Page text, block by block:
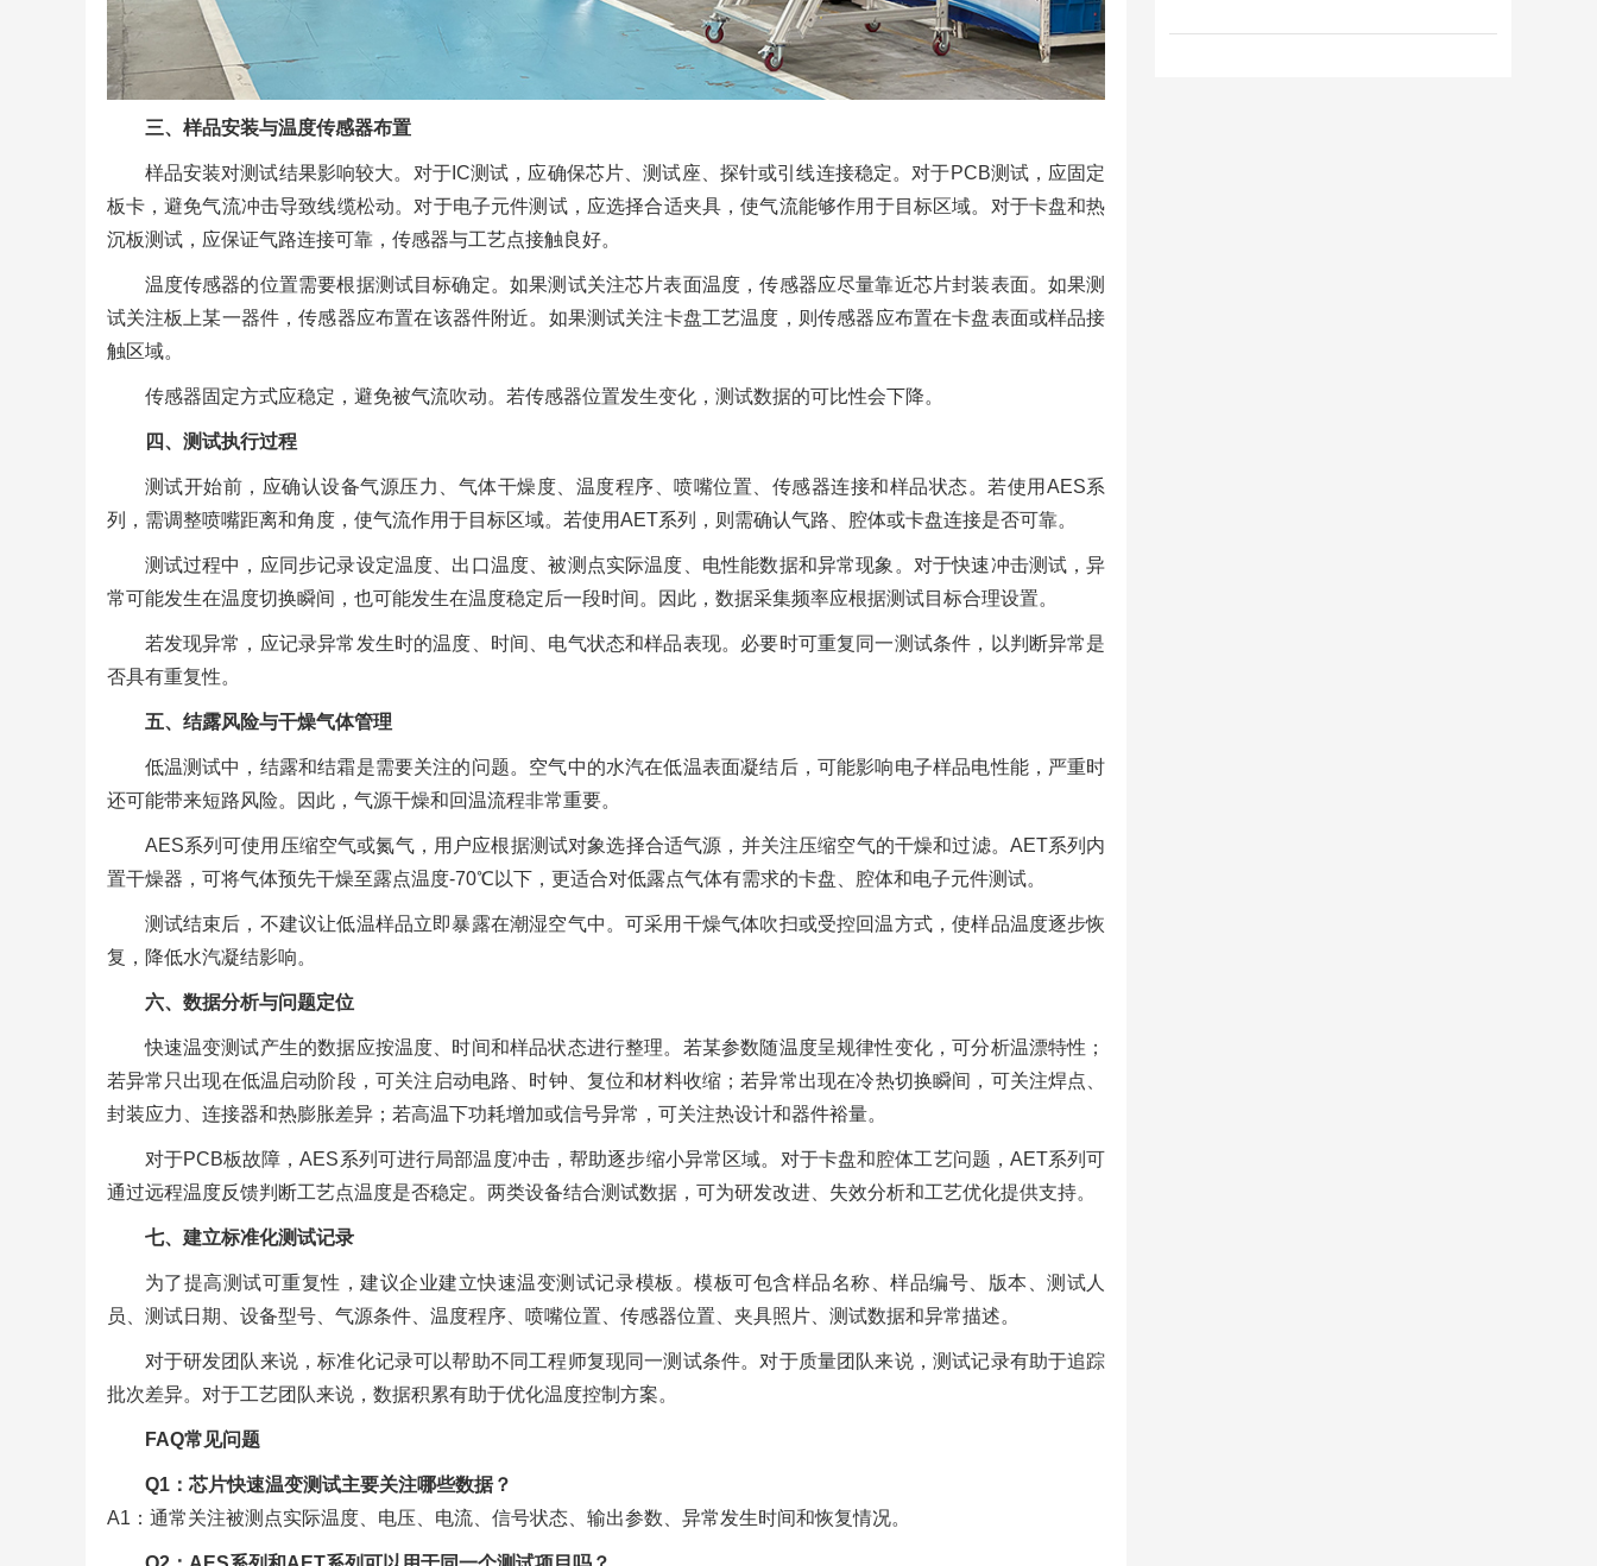
三、样品安装与温度传感器布置
样品安装对测试结果影响较大。对于IC测试，应确保芯片、测试座、探针或引线连接稳定。对于PCB测试，应固定
板卡，避免气流冲击导致线缆松动。对于电子元件测试，应选择合适夹具，使气流能够作用于目标区域。对于卡盘和热
沉板测试，应保证气路连接可靠，传感器与工艺点接触良好。
温度传感器的位置需要根据测试目标确定。如果测试关注芯片表面温度，传感器应尽量靠近芯片封装表面。如果测
试关注板上某一器件，传感器应布置在该器件附近。如果测试关注卡盘工艺温度，则传感器应布置在卡盘表面或样品接
触区域。
传感器固定方式应稳定，避免被气流吹动。若传感器位置发生变化，测试数据的可比性会下降。
四、测试执行过程
测试开始前，应确认设备气源压力、气体干燥度、温度程序、喷嘴位置、传感器连接和样品状态。若使用AES系
列，需调整喷嘴距离和角度，使气流作用于目标区域。若使用AET系列，则需确认气路、腔体或卡盘连接是否可靠。
测试过程中，应同步记录设定温度、出口温度、被测点实际温度、电性能数据和异常现象。对于快速冲击测试，异
常可能发生在温度切换瞬间，也可能发生在温度稳定后一段时间。因此，数据采集频率应根据测试目标合理设置。
若发现异常，应记录异常发生时的温度、时间、电气状态和样品表现。必要时可重复同一测试条件，以判断异常是
否具有重复性。
五、结露风险与干燥气体管理
低温测试中，结露和结霜是需要关注的问题。空气中的水汽在低温表面凝结后，可能影响电子样品电性能，严重时
还可能带来短路风险。因此，气源干燥和回温流程非常重要。
AES系列可使用压缩空气或氮气，用户应根据测试对象选择合适气源，并关注压缩空气的干燥和过滤。AET系列内
置干燥器，可将气体预先干燥至露点温度-70℃以下，更适合对低露点气体有需求的卡盘、腔体和电子元件测试。
测试结束后，不建议让低温样品立即暴露在潮湿空气中。可采用干燥气体吹扫或受控回温方式，使样品温度逐步恢
复，降低水汽凝结影响。
六、数据分析与问题定位
快速温变测试产生的数据应按温度、时间和样品状态进行整理。若某参数随温度呈规律性变化，可分析温漂特性；
若异常只出现在低温启动阶段，可关注启动电路、时钟、复位和材料收缩；若异常出现在冷热切换瞬间，可关注焊点、
封装应力、连接器和热膨胀差异；若高温下功耗增加或信号异常，可关注热设计和器件裕量。
对于PCB板故障，AES系列可进行局部温度冲击，帮助逐步缩小异常区域。对于卡盘和腔体工艺问题，AET系列可
通过远程温度反馈判断工艺点温度是否稳定。两类设备结合测试数据，可为研发改进、失效分析和工艺优化提供支持。
七、建立标准化测试记录
为了提高测试可重复性，建议企业建立快速温变测试记录模板。模板可包含样品名称、样品编号、版本、测试人
员、测试日期、设备型号、气源条件、温度程序、喷嘴位置、传感器位置、夹具照片、测试数据和异常描述。
对于研发团队来说，标准化记录可以帮助不同工程师复现同一测试条件。对于质量团队来说，测试记录有助于追踪
批次差异。对于工艺团队来说，数据积累有助于优化温度控制方案。
FAQ常见问题
Q1：芯片快速温变测试主要关注哪些数据？
A1：通常关注被测点实际温度、电压、电流、信号状态、输出参数、异常发生时间和恢复情况。